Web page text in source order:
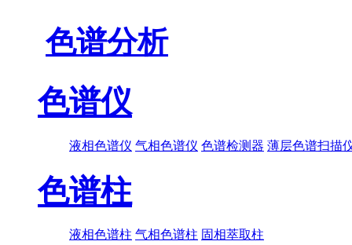
色谱分析
色谱仪
液相色谱仪 气相色谱仪 色谱检测器 薄层色谱扫描
色谱柱
液相色谱柱 气相色谱柱 固相萃取柱